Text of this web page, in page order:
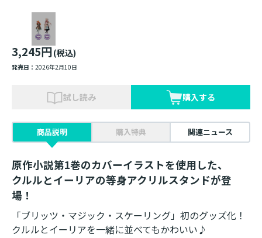
3,245円(税込)
発売日： 2026年2月10日
試し読み 購入する
商品説明 購入特典 関連ニュース
原作小説第1巻のカバーイラストを使用した、
クルルとイーリアの等身アクリルスタンドが登
場！
「ブリッツ・マジック・スケーリング」初のグッズ化！
クルルとイーリアを一緒に並べてもかわいい♪